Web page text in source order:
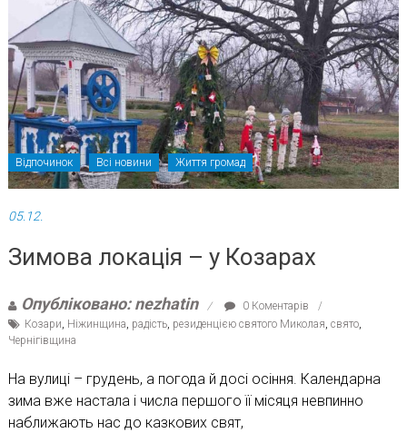
Відпочинок Всі новини Життя громад
05.12.
Зимова локація – у Козарах
Опубліковано: nezhatin
0 Коментарів
Козари, Ніжинщина, радість, резиденцією святого Миколая, свято,
Чернігівщина
На вулиці – грудень, а погода й досі осіння. Календарна
зима вже настала і числа першого її місяця невпинно
наближають нас до казкових свят,